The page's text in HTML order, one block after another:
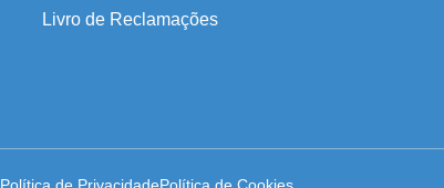
Livro de Reclamações